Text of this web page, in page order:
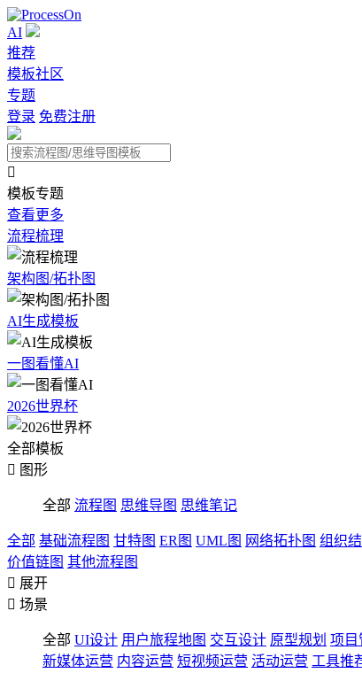
AI
推荐
模板社区
专题
登录 免费注册

模板专题
查看更多
流程梳理
架构图/拓扑图
AI生成模板
一图看懂AI
2026世界杯
全部模板
 图形
全部 流程图 思维导图 思维笔记
全部 基础流程图 甘特图 ER图 UML图 网络拓扑图 组织
价值链图 其他流程图
 展开
 场景
全部 UI设计 用户旅程地图 交互设计 原型规划 项目
新媒体运营 内容运营 短视频运营 活动运营 工具推